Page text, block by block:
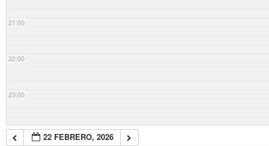
21:00
22:00
23:00
22 FEBRERO, 2026